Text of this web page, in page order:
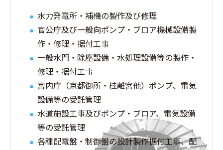
水力発電所・補機の製作及び修理
官公庁及び一般向ポンプ・ブロア機械設備製
作・修理・据付工事
一般水門・除塵設備・水処理設備等の製作・
修理・据付工事
宮内庁（京都御所・桂離宮他）ポンプ、電気
設備等の受託管理
水道施設工事及びポンプ・ブロア、電気設備
等の受託管理
各種配電盤・制御盤の設計製作据付工事、配